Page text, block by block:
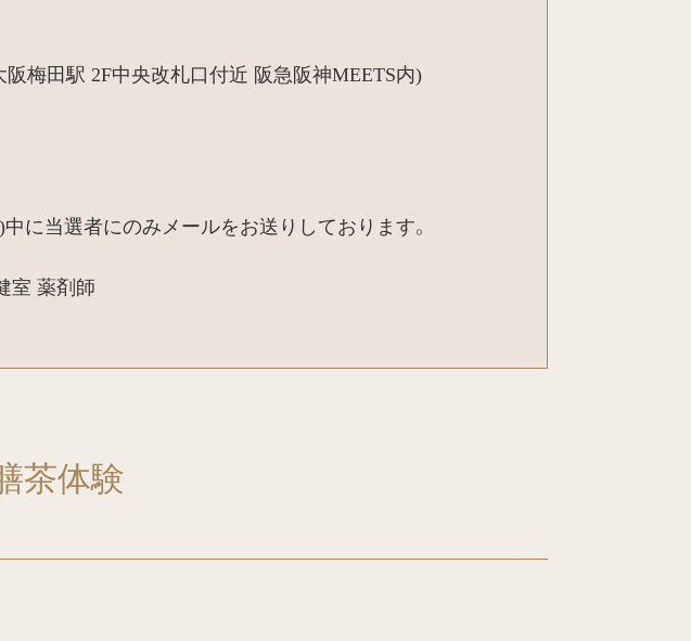
阪梅田駅 2F中央改札口付近 阪急阪神MEETS内)
に当選者にのみメールをお送りしております。
室 薬剤師
茶体験